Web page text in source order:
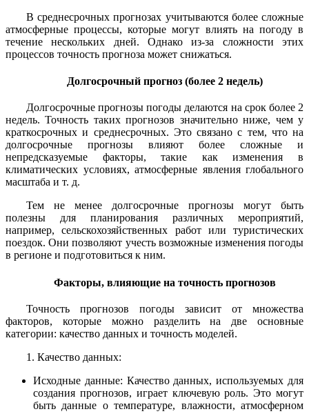
В среднесрочных прогнозах учитываются более сложные
атмосферные процессы, которые могут влиять на погоду в
течение нескольких дней. Однако из-за сложности этих
процессов точность прогноза может снижаться.
Долгосрочный прогноз (более 2 недель)
Долгосрочные прогнозы погоды делаются на срок более 2
недель. Точность таких прогнозов значительно ниже, чем у
краткосрочных и среднесрочных. Это связано с тем, что на
долгосрочные прогнозы влияют более сложные и
непредсказуемые факторы, такие как изменения в
климатических условиях, атмосферные явления глобального
масштаба и т. д.
Тем не менее долгосрочные прогнозы могут быть
полезны для планирования различных мероприятий,
например, сельскохозяйственных работ или туристических
поездок. Они позволяют учесть возможные изменения погоды
в регионе и подготовиться к ним.
Факторы, влияющие на точность прогнозов
Точность прогнозов погоды зависит от множества
факторов, которые можно разделить на две основные
категории: качество данных и точность моделей.
1. Качество данных:
Исходные данные: Качество данных, используемых для
создания прогнозов, играет ключевую роль. Это могут
быть данные о температуре, влажности, атмосферном